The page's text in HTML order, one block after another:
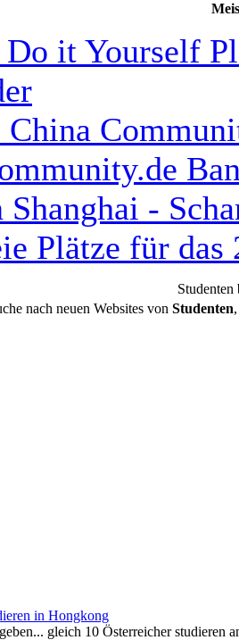
it Yourself
China
-
Plätze für das
nach neuen Websites von Studenten
in Hongkong
gleich 10 Österreicher